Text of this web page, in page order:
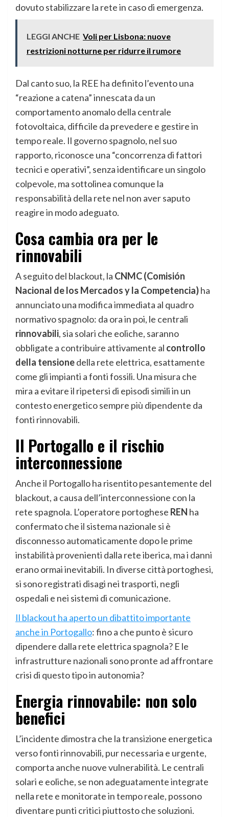
dovuto stabilizzare la rete in caso di emergenza.
LEGGI ANCHE Voli per Lisbona: nuove
restrizioni notturne per ridurre il rumore
Dal canto suo, la REE ha definito l’evento una
“reazione a catena” innescata da un
comportamento anomalo della centrale
fotovoltaica, difficile da prevedere e gestire in
tempo reale. Il governo spagnolo, nel suo
rapporto, riconosce una “concorrenza di fattori
tecnici e operativi”, senza identificare un singolo
colpevole, ma sottolinea comunque la
responsabilità della rete nel non aver saputo
reagire in modo adeguato.
Cosa cambia ora per le
rinnovabili
A seguito del blackout, la CNMC (Comisión
Nacional de los Mercados y la Competencia)ha
annunciato una modifica immediata al quadro
normativo spagnolo: da ora in poi, le centrali
rinnovabili, sia solari che eoliche, saranno
obbligate a contribuire attivamente al controllo
della tensionedella rete elettrica, esattamente
come gli impianti a fonti fossili. Una misura che
mira a evitare il ripetersi di episodi simili in un
contesto energetico sempre più dipendente da
fonti rinnovabili.
Il Portogallo e il rischio
interconnessione
Anche il Portogallo ha risentito pesantemente del
blackout, a causa dell’interconnessione con la
rete spagnola. L’operatore portoghese REN ha
confermato che il sistema nazionale si è
disconnesso automaticamente dopo le prime
instabilità provenienti dalla rete iberica, ma i danni
erano ormai inevitabili. In diverse città portoghesi,
si sono registrati disagi nei trasporti, negli
ospedali e nei sistemi di comunicazione.
Il blackout ha aperto un dibattito importante
anche in Portogallo: fino a che punto è sicuro
dipendere dalla rete elettrica spagnola? E le
infrastrutture nazionali sono pronte ad affrontare
crisi di questo tipo in autonomia?
Energia rinnovabile: non solo
benefici
L’incidente dimostra che la transizione energetica
verso fonti rinnovabili, pur necessaria e urgente,
comporta anche nuove vulnerabilità. Le centrali
solari e eoliche, se non adeguatamente integrate
nella rete e monitorate in tempo reale, possono
diventare punti critici piuttosto che soluzioni.